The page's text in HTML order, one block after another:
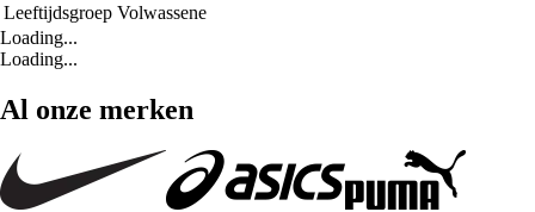
Leeftijdsgroep Volwassene
Loading...
Loading...
Al onze merken